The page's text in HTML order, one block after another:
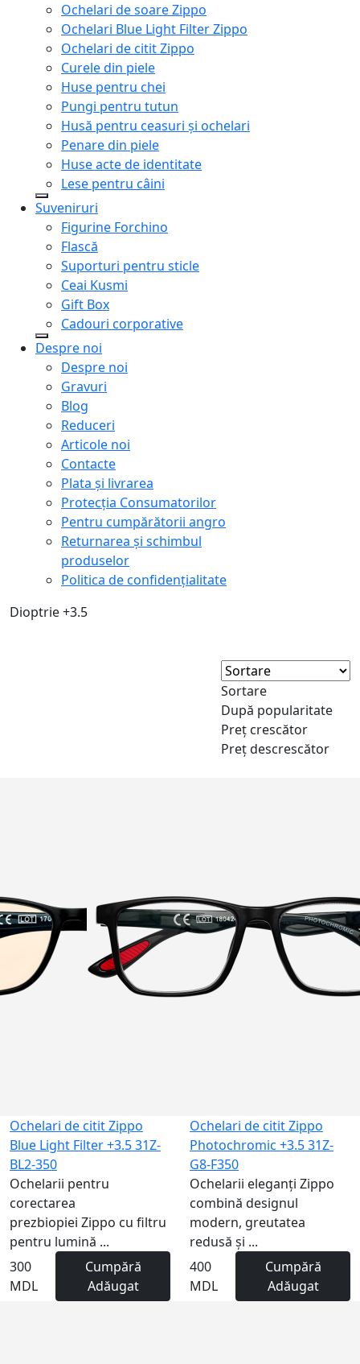
Ochelari de soare Zippo
Ochelari Blue Light Filter Zippo
Ochelari de citit Zippo
Curele din piele
Huse pentru chei
Pungi pentru tutun
Husă pentru ceasuri și ochelari
Penare din piele
Huse acte de identitate
Lese pentru câini
Suveniruri
Figurine Forchino
Flască
Suporturi pentru sticle
Ceai Kusmi
Gift Box
Cadouri corporative
Despre noi
Despre noi
Gravuri
Blog
Reduceri
Articole noi
Contacte
Plata și livrarea
Protecţia Consumatorilor
Pentru cumpărătorii angro
Returnarea și schimbul
produselor
Politica de confidențialitate
Dioptrie +3.5
Sortare
După popularitate
Preț crescător
Preț descrescător
Ochelari de citit Zippo
Blue Light Filter +3.5 31Z-
BL2-350
Ochelarii pentru
corectarea
prezbiopiei Zippo cu filtru
pentru lumină ...
300
MDL
Cumpără
Adăugat
Ochelari de citit Zippo
Photochromic +3.5 31Z-
G8-F350
Ochelarii eleganți Zippo
combină designul
modern, greutatea
redusă și ...
400
MDL
Cumpără
Adăugat